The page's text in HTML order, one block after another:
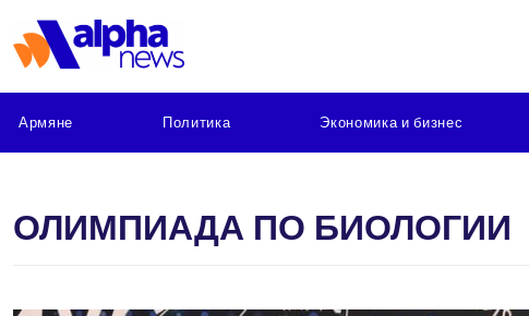
Армяне Политика Экономика и бизнес
ОЛИМПИАДА ПО БИОЛОГИИ